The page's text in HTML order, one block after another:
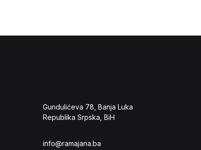
Gundulićeva 78, Banja Luka
Republika Srpska, BiH
info@ramajana.ba